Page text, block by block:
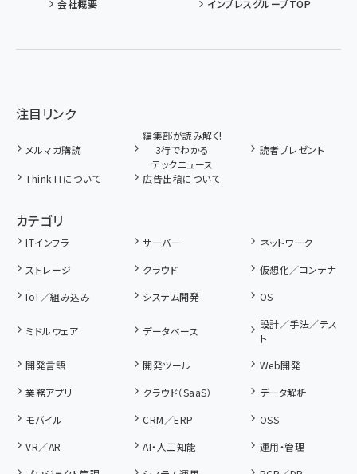
会社概要
インプレスグループTOP
注目リンク
メルマガ購読
編集部が読み解く!
3行でわかる
テックニュース
読者プレゼント
Think ITについて 広告出稿について
カテゴリ
ITインフラ サーバー
ネットワーク
ストレージ
クラウド
仮想化／コンテナ
IoT／組み込み
システム開発 OS
ミドルウェア データベース
設計／手法／テス
ト
開発言語
開発ツール
Web開発
業務アプリ
クラウド（SaaS）
データ解析
モバイル
CRM／ERP
OSS
VR／AR
AI・人工知能
運用・管理